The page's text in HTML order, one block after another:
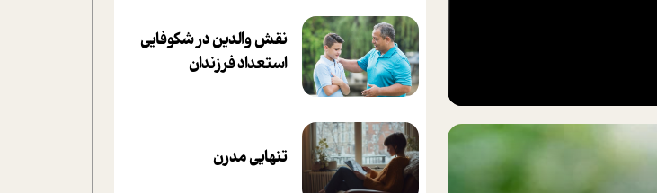
نقش والدین در شکوفا‌یی
ا‌ستعداد فرزندان‌
تنهایی مدرن